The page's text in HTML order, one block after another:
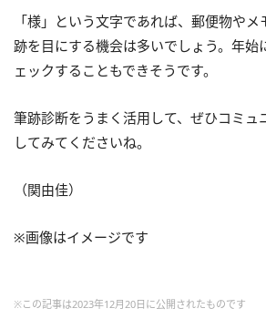
「様」という文字であれば、郵便物や
跡を目にする機会は多いでしょう。年始
ェックすることもできそうです。
筆跡診断をうまく活用して、ぜひコミュ
してみてくださいね。
（関由佳）
※画像はイメージです
※この記事は2023年12月20日に公開されたものです